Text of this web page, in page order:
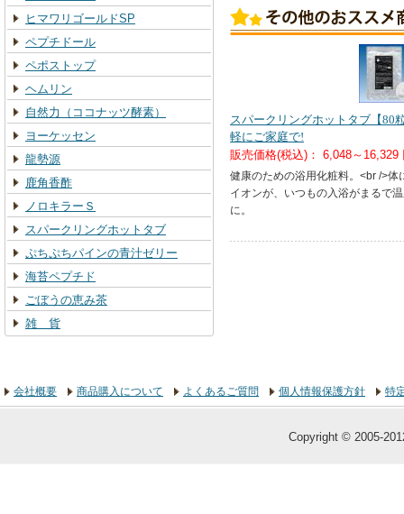
ヒマワリゴールドSP
ペプチドール
ペポストップ
ヘムリン
自然力（ココナッツ酵素）
ヨーケッセン
龍勢源
鹿角香酢
ノロキラーＳ
スパークリングホットタブ
ぷちぷちパインの青汁ゼリー
海苔ペプチド
ごぼうの恵み茶
雑 貨
スパークリングホットタブ【
軽にご家庭で!
販売価格(税込)： 6,048～16,329
健康のための浴用化粧料。<br />体
イオンが、いつもの入浴がまるで
に。
会社概要 商品購入について よくあるご質問 個人情報保護方針 特
Copyright © 2005-